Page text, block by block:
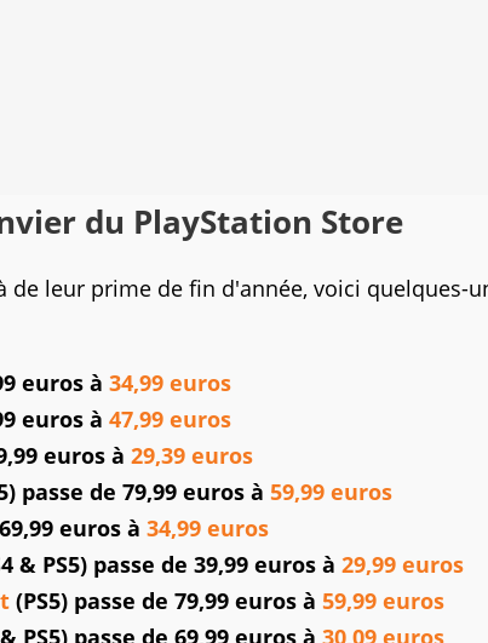
du PlayStation Store
leur prime de fin d'année, voici quelques-
euros à 34,99 euros
euros à 47,99 euros
euros à 29,39 euros
passe de 79,99 euros à 59,99 euros
euros à 34,99 euros
& PS5) passe de 39,99 euros à 29,99 euros
(PS5) passe de 79,99 euros à 59,99 euros